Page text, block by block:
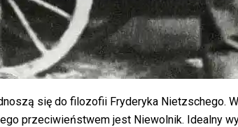
się do filozofii Fryderyka Nietzschego.
przeciwieństwem jest Niewolnik. Idealny